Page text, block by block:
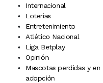
Internacional
Loterías
Entretenimiento
Atlético Nacional
Liga Betplay
Opinión
Mascotas perdidas y en
adopción